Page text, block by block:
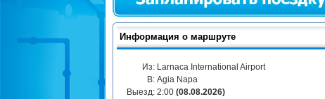
Информация о маршруте
Из: Larnaca International Airport
В: Agia Napa
Выезд: 2:00 (08.08.2026)